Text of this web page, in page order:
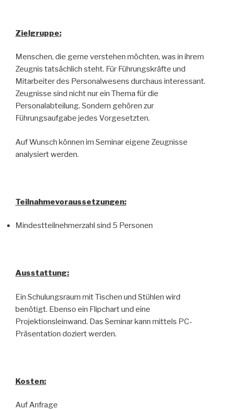
Zielgruppe:
Menschen, die gerne verstehen möchten, was in ihrem
Zeugnis tatsächlich steht. Für Führungskräfte und
Mitarbeiter des Personalwesens durchaus interessant.
Zeugnisse sind nicht nur ein Thema für die
Personalabteilung. Sondern gehören zur
Führungsaufgabe jedes Vorgesetzten.
Auf Wunsch können im Seminar eigene Zeugnisse
analysiert werden.
Teilnahmevoraussetzungen:
Mindestteilnehmerzahl sind 5 Personen
Ausstattung:
Ein Schulungsraum mit Tischen und Stühlen wird
benötigt. Ebenso ein Flipchart und eine
Projektionsleinwand. Das Seminar kann mittels PC-
Präsentation doziert werden.
Kosten:
Auf Anfrage